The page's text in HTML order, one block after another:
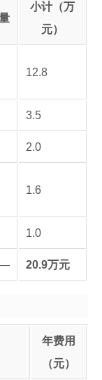
小计（万
元）
12.8
3.5
2.0
1.6
1.0
20.9万元
年费用
（元）